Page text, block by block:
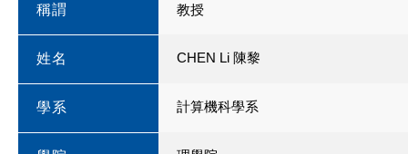
稱謂 教授
姓名 CHEN Li 陳黎
學系 計算機科學系